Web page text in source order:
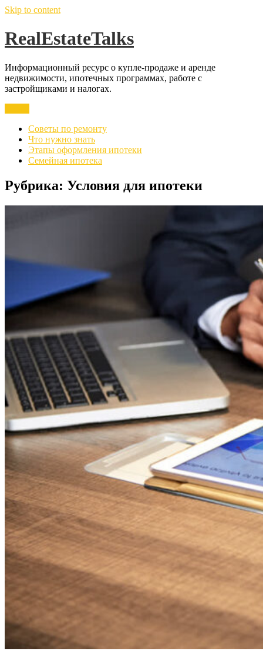
Skip to content
RealEstateTalks
Информационный ресурс о купле-продаже и аренде
недвижимости, ипотечных программах, работе с
застройщиками и налогах.
Советы по ремонту
Что нужно знать
Этапы оформления ипотеки
Семейная ипотека
Рубрика: Условия для ипотеки